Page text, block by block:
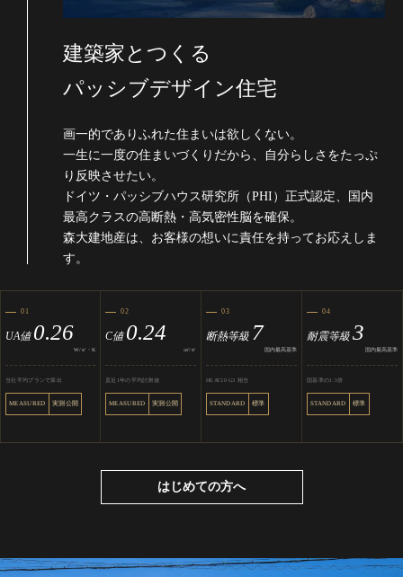
建築家とつくる
パッシブデザイン住宅
画一的でありふれた住まいは欲しくない。
一生に一度の住まいづくりだから、自分らしさをたっぷ
り反映させたい。
ドイツ・パッシブハウス研究所（PHI）正式認定、国内
最高クラスの高断熱・高気密性脳を確保。
森大建地産は、お客様の想いに責任を持ってお応えしま
す。
01
UA値0.26
W/㎡・K
当社平均プランで算出
MEASURED 実測公開
02
C値0.24
㎠/㎡
直近1年の平均計測値
MEASURED 実測公開
03
断熱等級 7
国内最高基準
HEAT20 G3 相当
STANDARD 標準
04
耐震等級 3
国内最高基準
国基準の1.5倍
STANDARD 標準
はじめての方へ